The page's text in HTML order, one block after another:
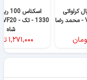
100 ریال کراواتی
1330 - تک - VF35 - محمد رضا
شاه
۱,۲۷۱,۰۰۰